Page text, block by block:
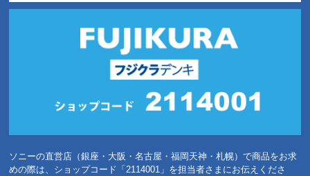
ソニーの直営店（銀座・大阪・名古屋・福岡天神・札幌）で商品をお求
めの際は、ショップコード「2114001」を担当者さまにお伝えくださ